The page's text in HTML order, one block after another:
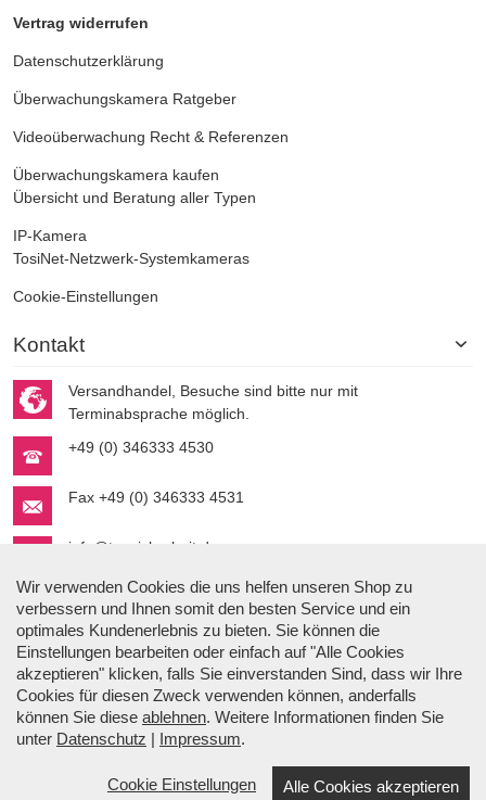
Vertrag widerrufen
Datenschutzerklärung
Überwachungskamera Ratgeber
Videoüberwachung Recht & Referenzen
Überwachungskamera kaufen
Übersicht und Beratung aller Typen
IP-Kamera
TosiNet-Netzwerk-Systemkameras
Cookie-Einstellungen
Kontakt
Versandhandel, Besuche sind bitte nur mit
Terminabsprache möglich.
+49 (0) 346333 4530
Fax +49 (0) 346333 4531
info@topsicherheit.de
Stefan Gmyrek
Der Autor.
Wir verwenden Cookies die uns helfen unseren Shop zu
verbessern und Ihnen somit den besten Service und ein
optimales Kundenerlebnis zu bieten. Sie können die
Einstellungen bearbeiten oder einfach auf "Alle Cookies
akzeptieren" klicken, falls Sie einverstanden Sind, dass wir Ihre
Cookies für diesen Zweck verwenden können, anderfalls
können Sie diese ablehnen. Weitere Informationen finden Sie
unter Datenschutz | Impressum.
Cookie Einstellungen Alle Cookies akzeptieren